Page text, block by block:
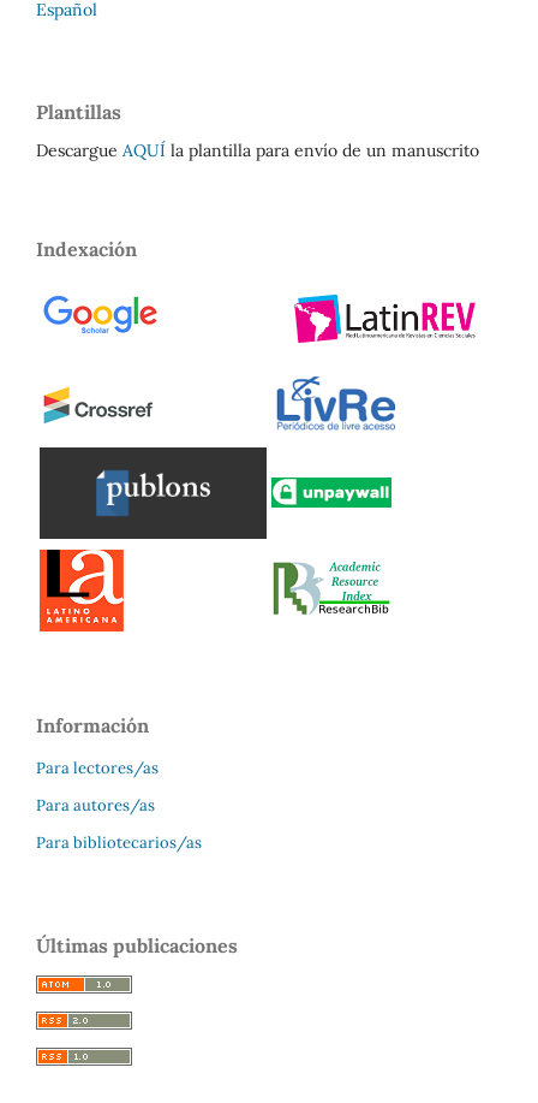
Español
Plantillas
Descargue AQUÍ la plantilla para envío de un manuscrito
Indexación
Información
Para lectores/as
Para autores/as
Para bibliotecarios/as
Últimas publicaciones